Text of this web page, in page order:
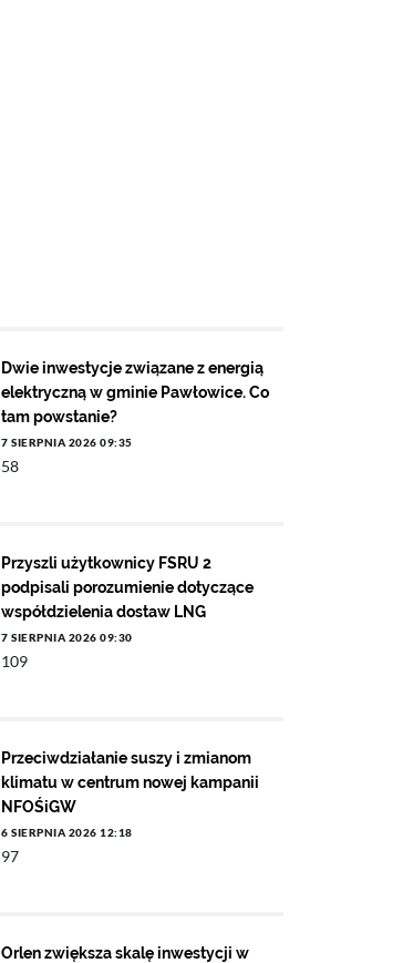
Dwie inwestycje związane z energią
elektryczną w gminie Pawłowice. Co
tam powstanie?
7 SIERPNIA 2026 09:35
58
Przyszli użytkownicy FSRU 2
podpisali porozumienie dotyczące
współdzielenia dostaw LNG
7 SIERPNIA 2026 09:30
109
Przeciwdziałanie suszy i zmianom
klimatu w centrum nowej kampanii
NFOŚiGW
6 SIERPNIA 2026 12:18
97
Orlen zwiększa skalę inwestycji w